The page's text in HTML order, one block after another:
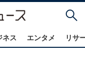
ネス エンタメ リサ